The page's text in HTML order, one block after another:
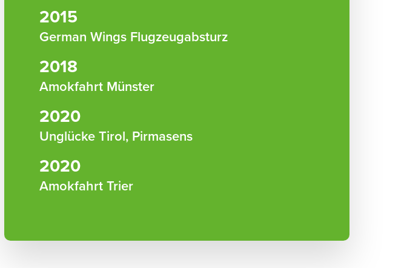
2015
German Wings Flugzeugabsturz
2018
Amokfahrt Münster
2020
Unglücke Tirol, Pirmasens
2020
Amokfahrt Trier